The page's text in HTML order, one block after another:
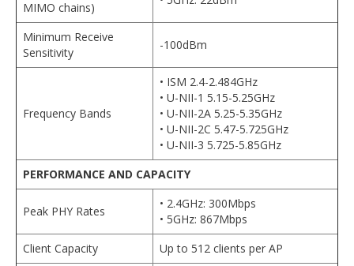
MIMO chains)
Minimum Receive
Sensitivity
-100dBm
Frequency Bands
• ISM 2.4-2.484GHz
• U-NII-1 5.15-5.25GHz
• U-NII-2A 5.25-5.35GHz
• U-NII-2C 5.47-5.725GHz
• U-NII-3 5.725-5.85GHz
PERFORMANCE AND CAPACITY
Peak PHY Rates
• 2.4GHz: 300Mbps
• 5GHz: 867Mbps
Client Capacity
Up to 512 clients per AP